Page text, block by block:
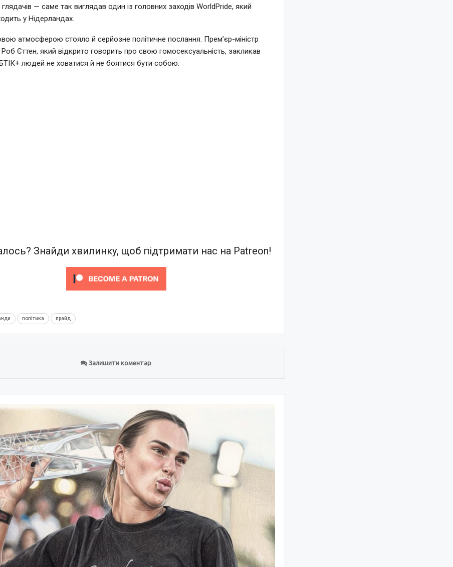
глядачів — саме так виглядав один із головних заходів WorldPride, який
у Нідерландах.
атмосферою стояло й серйозне політичне послання. Прем’єр-міністр
Роб Єттен, який відкрито говорить про свою гомосексуальність, закликав
людей не ховатися й не боятися бути собою.
Знайди хвилинку, щоб підтримати нас на Patreon!
політика прайд
Залишити коментар